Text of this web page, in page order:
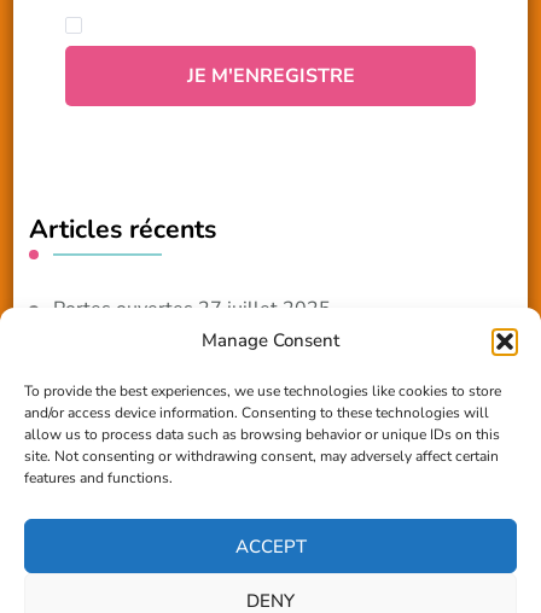
Manage Consent
To provide the best experiences, we use technologies like cookies to store
and/or access device information. Consenting to these technologies will
allow us to process data such as browsing behavior or unique IDs on this
site. Not consenting or withdrawing consent, may adversely affect certain
features and functions.
ACCEPT
DENY
Articles récents
Portes ouvertes 27 juillet 2025
Reportage TV Com
Construction en terre-paille
Chantier Participatif Terre Paille 6/7/24